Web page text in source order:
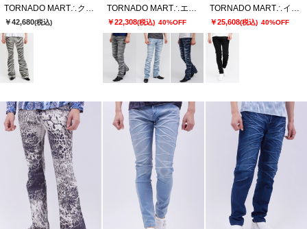
TORNADO MART∴クロスエッジベルボトム
￥42,680(税込)
TORNADO MART∴エッジストロークシューカットデニム
￥22,308(税込) 40%OFF
TORNADO MART∴インバージョンレオパードスキニーデニム
￥25,608(税込) 40%OFF